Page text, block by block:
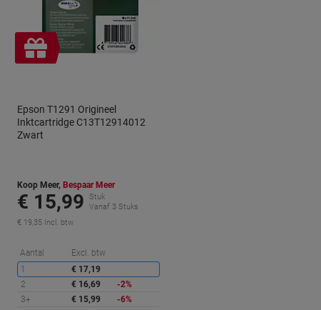
Korting
Geschenk
Epson T1291 Origineel
Inktcartridge C13T12914012
Zwart
Koop Meer, Bespaar Meer
€ 15,99
Stuk
Vanaf 3 Stuks
€ 19,35 Incl. btw
Aantal Excl. btw
1
€ 17,19
2
€ 16,69
-2%
3+
€ 15,99 -6%